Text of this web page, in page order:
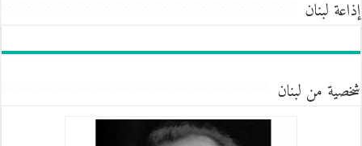
إذاعة لبنان
شخصية من لبنان